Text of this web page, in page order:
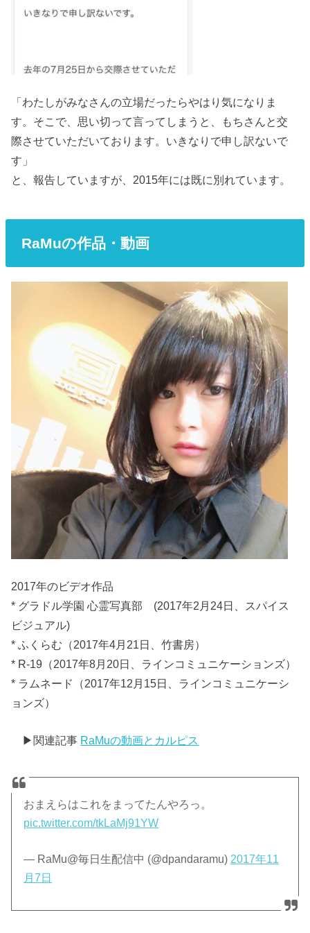
「わたしがみなさんの立場だったらやはり気になりま
す。そこで、思い切って言ってしまうと、もちさんと交
際させていただいております。いきなりで申し訳ないで
す」
と、報告していますが、2015年には既に別れています。
RaMuの作品・動画
2017年のビデオ作品
* グラドル学園 心霊写真部 (2017年2月24日、スパイス
ビジュアル)
* ふくらむ（2017年4月21日、竹書房）
* R-19（2017年8月20日、ラインコミュニケーションズ）
* ラムネード（2017年12月15日、ラインコミュニケーシ
ョンズ）
▶︎関連記事 RaMuの動画とカルピス
おまえらはこれをまってたんやろっ。
pic.twitter.com/tkLaMj91YW
— RaMu@毎日生配信中 (@dpandaramu) 2017年11
月7日